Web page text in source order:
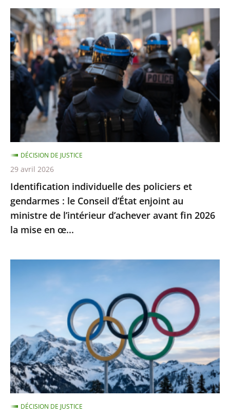
sa
dissolution
Identification
individuelle
des
policiers
et
gendarmes
Conseil
d’État
enjoint
au
ministre
de
l’intérieur
d’achever
fin
œ...
Identification individuelle des policiers et
gendarmes : le Conseil d’État enjoint au
ministre de l’intérieur d’achever avant fin 2026
la mise en œ...
DÉCISION DE JUSTICE
29 avril 2026
Olympiques
Paralympiques
2030
:
l’ensemble
des
travaux
n’a DÉCISION DE JUSTICE